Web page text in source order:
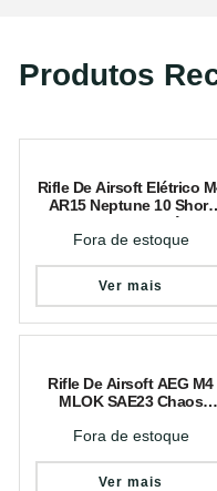
Produtos
Rifle De Airsoft Elétrico
AR15 Neptune 10 Short
6mm Gatilho Eletrônico
Rossi
Fora de estoque
Ver mais
Rifle De Airsoft AEG M4
MLOK SAE23 Chaos
Eletrônico Gate Aster
Fora de estoque
Ver mais